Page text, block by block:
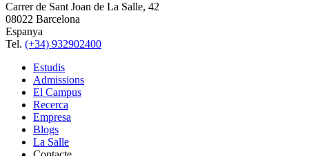
Carrer de Sant Joan de La Salle, 42
08022 Barcelona
Espanya
Tel. (+34) 932902400
Estudis
Admissions
El Campus
Recerca
Empresa
Blogs
La Salle